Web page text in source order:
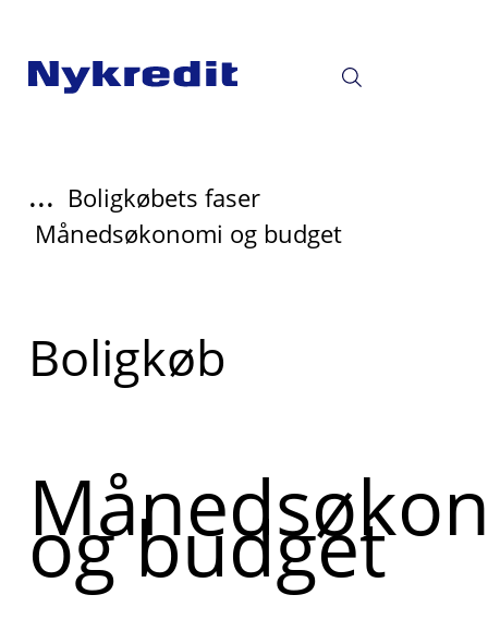
... Boligkøbets faser
Månedsøkonomi og budget
Read
more
Boligkøb
og budget